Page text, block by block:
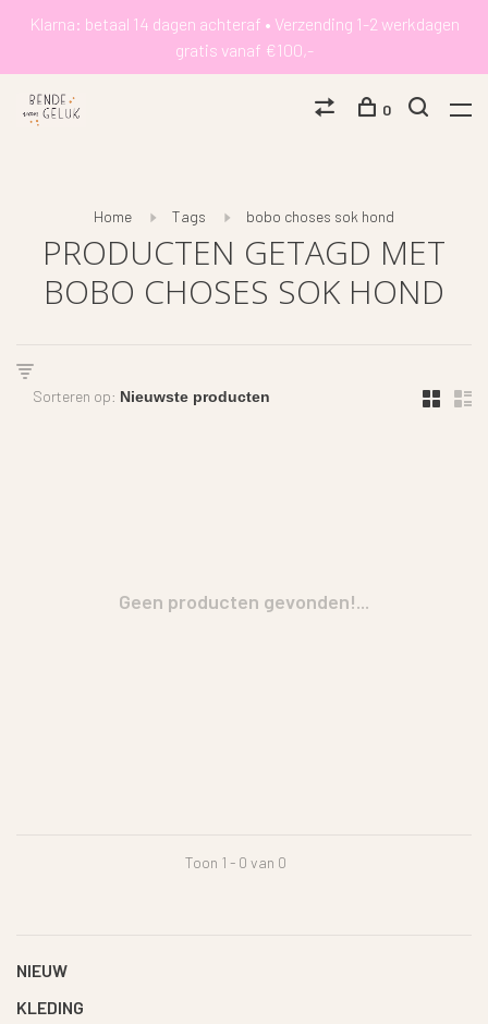
Klarna: betaal 14 dagen achteraf • Verzending 1-2 werkdagen
gratis vanaf €100,-
0
Home Tags bobo choses sok hond
PRODUCTEN GETAGD MET
BOBO CHOSES SOK HOND
Sorteren op:
Geen producten gevonden!...
Toon 1 - 0 van 0
NIEUW
KLEDING